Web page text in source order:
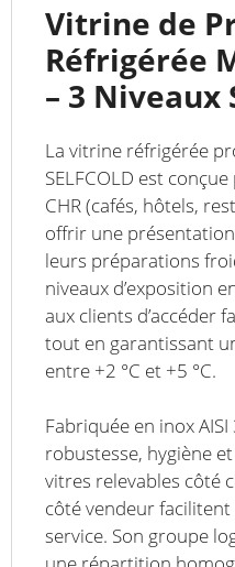
Vitrine de
Réfrigérée
– 3 Niveaux
La vitrine réfrigérée
SELFCOLD est
CHR (cafés, hôtels,
offrir une
leurs préparations
niveaux d’exposition
aux clients d’accéder
tout en garantissant
entre +2 °C et +5 °C.
Fabriquée en inox
robustesse, hygiène
vitres relevables côté
côté vendeur
service. Son groupe